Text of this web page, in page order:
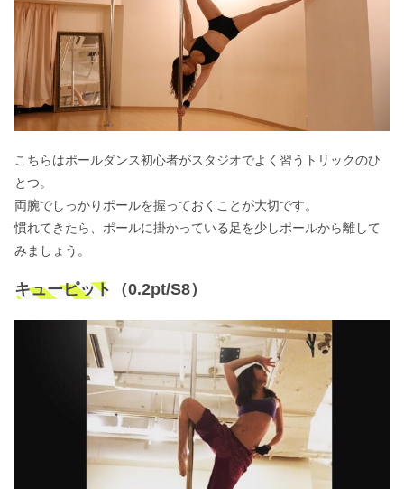
こちらはポールダンス初心者がスタジオでよく習うトリックのひ
とつ。
両腕でしっかりポールを握っておくことが大切です。
慣れてきたら、ポールに掛かっている足を少しポールから離して
みましょう。
キューピット（0.2pt/S8）